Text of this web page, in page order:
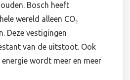
Bosch heeft
wereld alleen CO₂
Deze vestigingen
van de uitstoot. Ook
wordt meer en meer